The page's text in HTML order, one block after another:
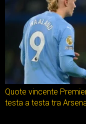
Quote vincente
testa a testa tra